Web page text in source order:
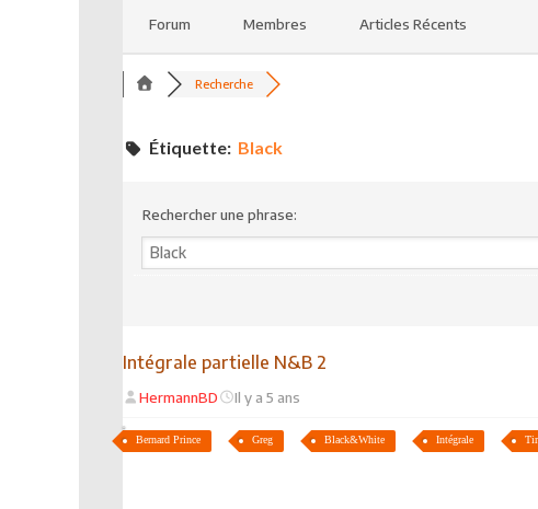
Forum Membres Articles Récents
Recherche
Étiquette: Black
Rechercher une phrase:
Intégrale partielle N&B 2
HermannBD Il y a 5 ans
Bernard Prince Greg Black&White Intégrale